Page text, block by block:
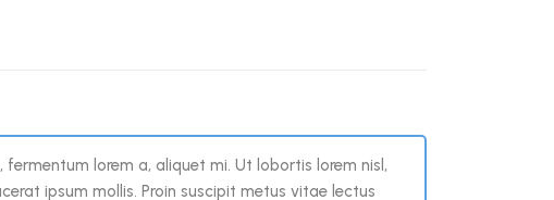
lorem a, aliquet mi. Ut lobortis lorem nisl,
ipsum mollis. Proin suscipit metus vitae lectus